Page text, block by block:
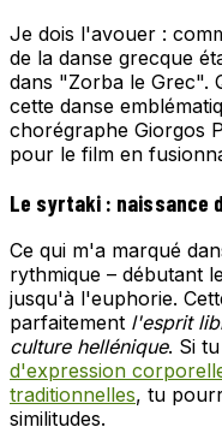
Je dois l'avouer :
de la danse grecque
dans "Zorba le Grec".
cette danse
chorégraphe Giorgos
pour le film en
Le syrtaki : naissance
Ce qui m'a marqué
rythmique – débutant
jusqu'à l'euphorie.
parfaitement l'esprit
culture hellénique. Si
d'expression
traditionnelles, tu
similitudes.